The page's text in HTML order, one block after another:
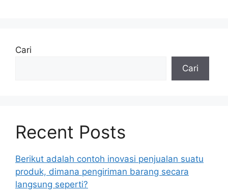
Cari
Cari
Recent Posts
Berikut adalah contoh inovasi penjualan suatu
produk, dimana pengiriman barang secara
langsung seperti?